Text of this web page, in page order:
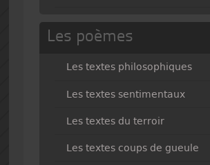
Les poèmes
Les textes philosophiques
Les textes sentimentaux
Les textes du terroir
Les textes coups de gueule